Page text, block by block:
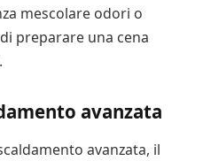
mescolare odori o
preparare una cena
avanzata
avanzata, il